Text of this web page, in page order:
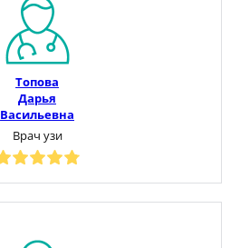
Топова
Дарья
Васильевна
Врач узи